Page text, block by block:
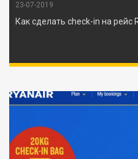
23-07-2019
Как сделать check-in на рейс